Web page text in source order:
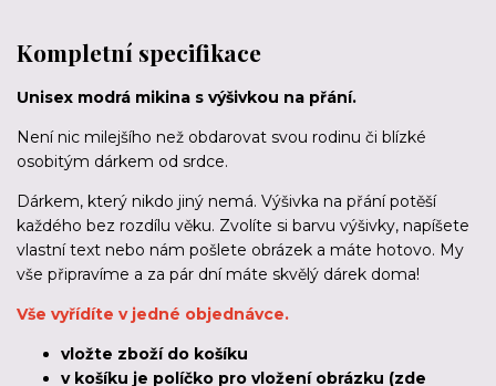
Kompletní specifikace
Unisex modrá mikina s výšivkou na přání.
Není nic milejšího než obdarovat svou rodinu či blízké
osobitým dárkem od srdce.
Dárkem, který nikdo jiný nemá. Výšivka na přání potěší
každého bez rozdílu věku. Zvolíte si barvu výšivky, napíšete
vlastní text nebo nám pošlete obrázek a máte hotovo. My
vše připravíme a za pár dní máte skvělý dárek doma!
Vše vyřídíte v jedné objednávce.
vložte zboží do košíku
v košíku je políčko pro vložení obrázku (zde